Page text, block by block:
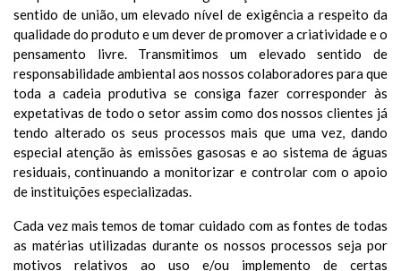
sentido de união, um elevado nível de exigência a respeito da
qualidade do produto e um dever de promover a criatividade e o
pensamento livre. Transmitimos um elevado sentido de
responsabilidade ambiental aos nossos colaboradores para que
toda a cadeia produtiva se consiga fazer corresponder às
expetativas de todo o setor assim como dos nossos clientes já
tendo alterado os seus processos mais que uma vez, dando
especial atenção às emissões gasosas e ao sistema de águas
residuais, continuando a monitorizar e controlar com o apoio
de instituições especializadas.
Cada vez mais temos de tomar cuidado com as fontes de todas
as matérias utilizadas durante os nossos processos seja por
motivos relativos ao uso e/ou implemento de certas